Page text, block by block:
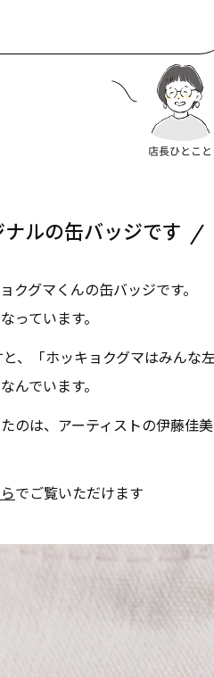
ルの缶バッジです
クグマくんの缶バッジです。
っています。
、「ホッキョクグマはみんな
んでいます。
のは、アーティストの伊藤佳
でご覧いただけます